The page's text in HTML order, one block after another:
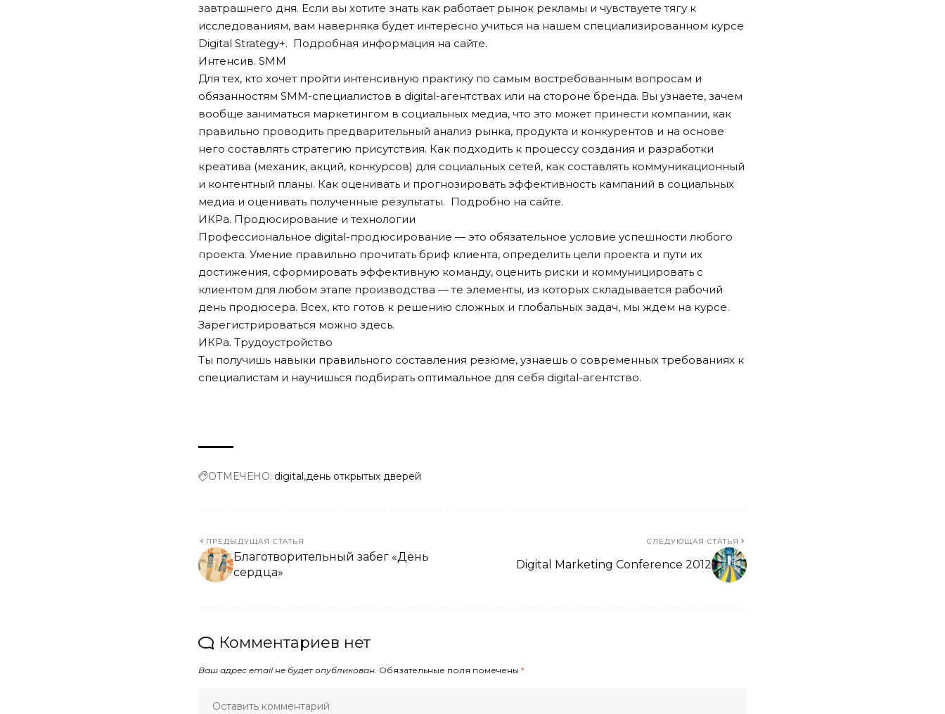
завтрашнего дня. Если вы хотите знать как работает рынок рекламы и чувствуете тягу к
исследованиям, вам наверняка будет интересно учиться на нашем специализированном курсе
Digital Strategy+. Подробная информация на сайте.
Интенсив. SMM
Для тех, кто хочет пройти интенсивную практику по самым востребованным вопросам и
обязанностям SMM-специалистов в digital-агентствах или на стороне бренда. Вы узнаете, зачем
вообще заниматься маркетингом в социальных медиа, что это может принести компании, как
правильно проводить предварительный анализ рынка, продукта и конкурентов и на основе
него составлять стратегию присутствия. Как подходить к процессу создания и разработки
креатива (механик, акций, конкурсов) для социальных сетей, как составлять коммуникационный
и контентный планы. Как оценивать и прогнозировать эффективность кампаний в социальных
медиа и оценивать полученные результаты. Подробно на сайте.
ИКРа. Продюсирование и технологии
Профессиональное digital-продюсирование — это обязательное условие успешности любого
проекта. Умение правильно прочитать бриф клиента, определить цели проекта и пути их
достижения, сформировать эффективную команду, оценить риски и коммуницировать с
клиентом для любом этапе производства — те элементы, из которых складывается рабочий
день продюсера. Всех, кто готов к решению сложных и глобальных задач, мы ждем на курсе.
Зарегистрироваться можно здесь.
ИКРа. Трудоустройство
Ты получишь навыки правильного составления резюме, узнаешь о современных требованиях к
специалистам и научишься подбирать оптимальное для себя digital-агентство.
ОТМЕЧЕНО: digital день открытых дверей
ПРЕДЫДУЩАЯ СТАТЬЯ
Благотворительный забег «День
сердца»
СЛЕДУЮЩАЯ СТАТЬЯ
Digital Marketing Conference 2012
Комментариев нет
Ваш адрес email не будет опубликован. Обязательные поля помечены *